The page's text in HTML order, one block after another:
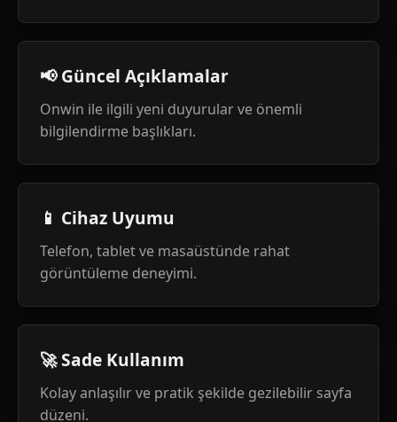
📢 Güncel Açıklamalar
Onwin ile ilgili yeni duyurular ve önemli
bilgilendirme başlıkları.
📱 Cihaz Uyumu
Telefon, tablet ve masaüstünde rahat
görüntüleme deneyimi.
🚀 Sade Kullanım
Kolay anlaşılır ve pratik şekilde gezilebilir sayfa
düzeni.